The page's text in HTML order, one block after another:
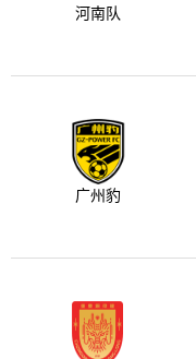
河南队
广州豹